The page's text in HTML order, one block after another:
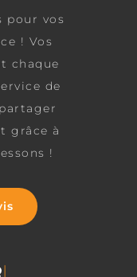
pour vos
! Vos
chaque
de
grâce à
!